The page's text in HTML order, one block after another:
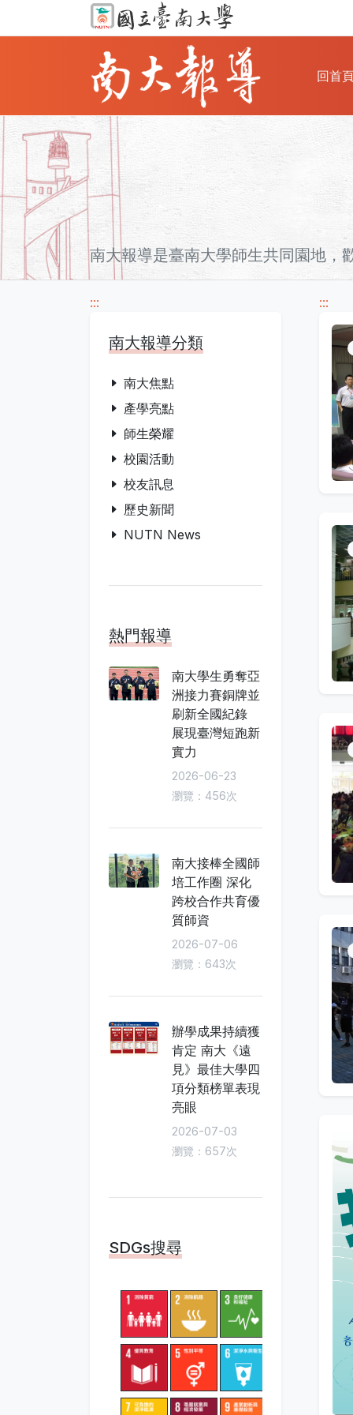
回首
南大報導是臺南大學師生共同園地，
:::
:::
南大報導分類
南大焦點
產學亮點
師生榮耀
校園活動
校友訊息
歷史新聞
NUTN News
熱門報導
南大學生勇奪亞
洲接力賽銅牌並
刷新全國紀錄
展現臺灣短跑新
實力
2026-06-23
瀏覽：456次
南大接棒全國師
培工作圈 深化
跨校合作共育優
質師資
2026-07-06
瀏覽：643次
辦學成果持續獲
肯定 南大《遠
見》最佳大學四
項分類榜單表現
亮眼
2026-07-03
瀏覽：657次
SDGs搜尋